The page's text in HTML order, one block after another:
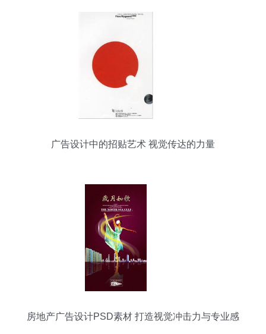
广告设计中的招贴艺术 视觉传达的力量
房地产广告设计PSD素材 打造视觉冲击力与专业感